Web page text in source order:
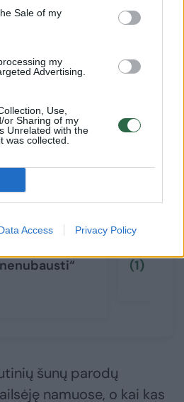
Sale of my
my
Advertising.
Use,
or Sharing of my
Unrelated with the
was collected.
Access Privacy Policy
reikalavimas
(1)
šunų parodų
namuose, o kai kas